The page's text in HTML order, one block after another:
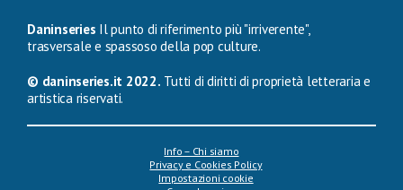
Daninseries Il punto di riferimento più "irriverente",
trasversale e spassoso della pop culture.
© daninseries.it 2022. Tutti di diritti di proprietà letteraria e
artistica riservati.
Info – Chi siamo
Privacy e Cookies Policy
Impostazioni cookie